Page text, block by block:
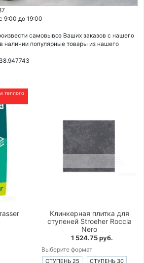
9:00 до 19:00
самовывоз Ваших заказов с нашего
наличии популярные товары из нашего
теплого
Клинкерная плитка для
ступеней Stroeher Roccia
Nero
1 524.75 руб.
Выберите формат
СТУПЕНЬ 25 СТУПЕНЬ 30